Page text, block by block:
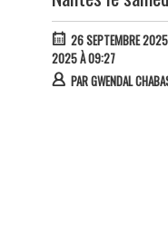
26 SEPTEMBRE
2025 À 09:27
PARGWENDAL